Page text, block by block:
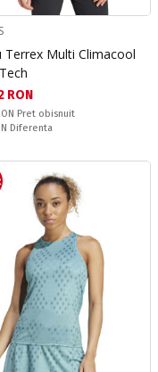
Terrex Multi Climacool
цена:
RON
Pret obisnuit
Diferenta